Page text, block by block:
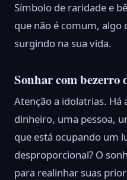
Símbolo de raridade e
que não é comum, algo
surgindo na sua vida.
Sonhar com bezerro
Atenção a idolatrias.
dinheiro, uma pessoa,
que está ocupando um
desproporcional? O
para realinhar suas